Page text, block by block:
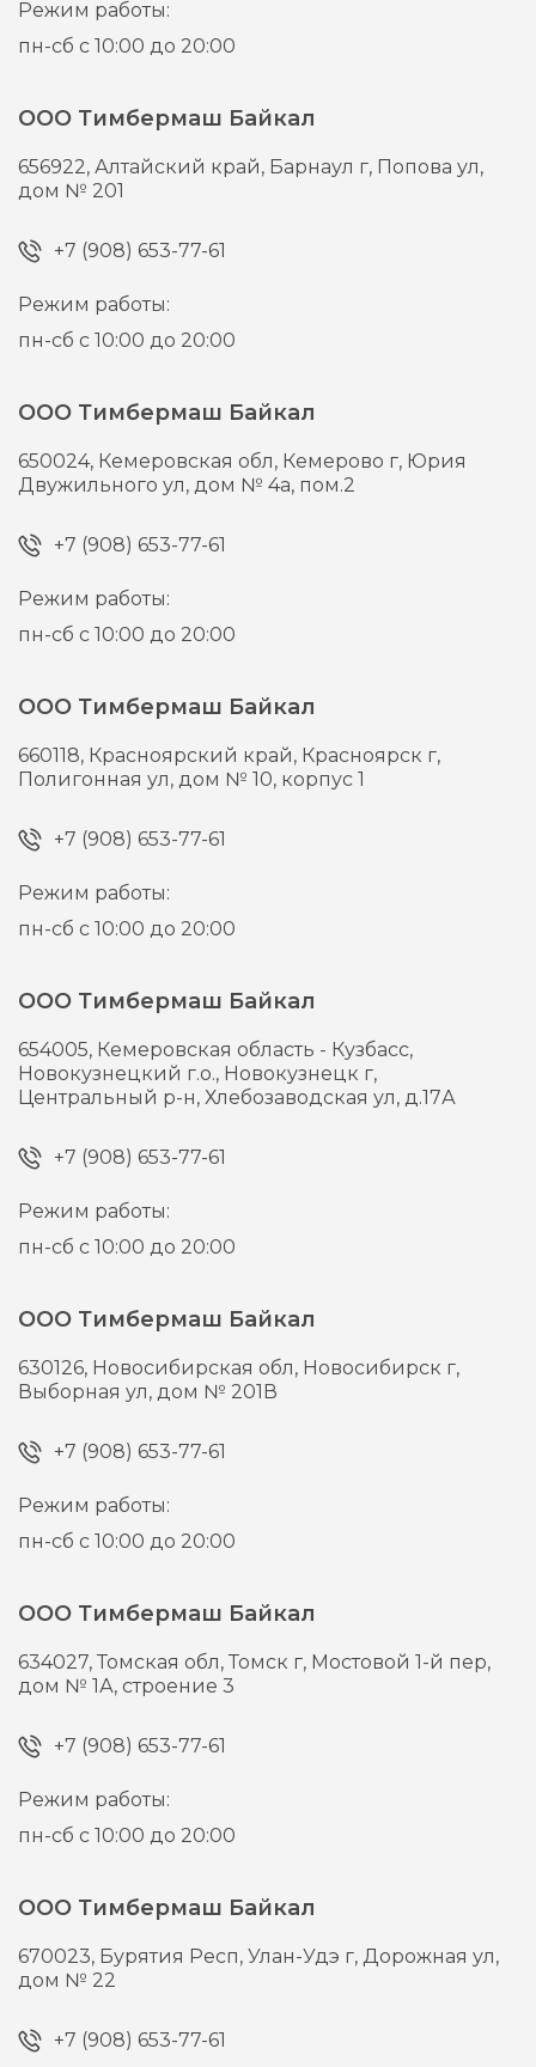
Режим работы:
пн-сб с 10:00 до 20:00
ООО Тимбермаш Байкал
656922,Алтайский край, Барнаул г, Попова ул,
дом № 201
+7 (908) 653-77-61
Режим работы:
пн-сб с 10:00 до 20:00
ООО Тимбермаш Байкал
650024, Кемеровская обл, Кемерово г, Юрия
Двужильного ул, дом № 4а, пом.2
+7 (908) 653-77-61
Режим работы:
пн-сб с 10:00 до 20:00
ООО Тимбермаш Байкал
660118, Красноярский край, Красноярск г,
Полигонная ул, дом № 10, корпус 1
+7 (908) 653-77-61
Режим работы:
пн-сб с 10:00 до 20:00
ООО Тимбермаш Байкал
654005, Кемеровская область - Кузбасс,
Новокузнецкий г.о., Новокузнецк г,
Центральный р-н, Хлебозаводская ул, д.17А
+7 (908) 653-77-61
Режим работы:
пн-сб с 10:00 до 20:00
ООО Тимбермаш Байкал
630126, Новосибирская обл, Новосибирск г,
Выборная ул, дом № 201В
+7 (908) 653-77-61
Режим работы:
пн-сб с 10:00 до 20:00
ООО Тимбермаш Байкал
634027,Томская обл, Томск г, Мостовой 1-й пер,
дом № 1А, строение 3
+7 (908) 653-77-61
Режим работы:
пн-сб с 10:00 до 20:00
ООО Тимбермаш Байкал
670023, Бурятия Респ, Улан-Удэ г,Дорожная ул,
дом № 22
+7 (908) 653-77-61